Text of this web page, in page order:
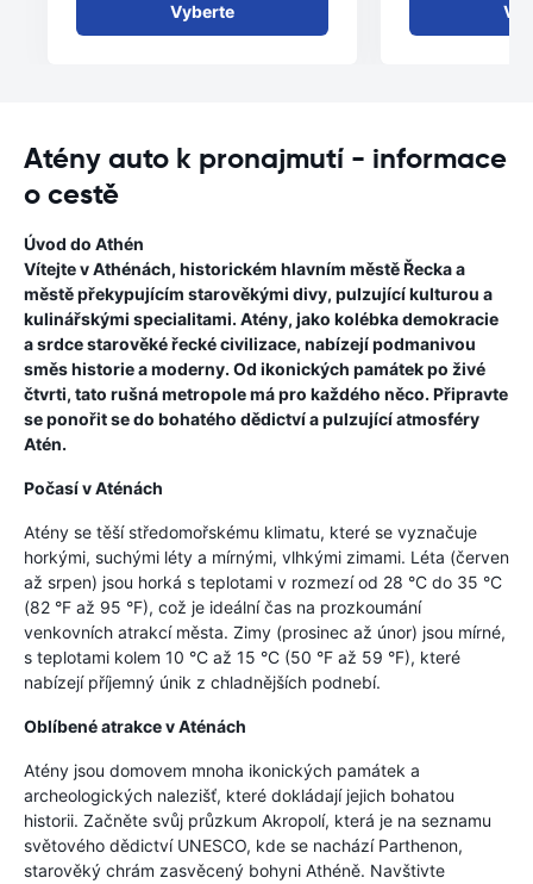
Vyberte
Atény auto k pronajmutí - informace
o cestě
Úvod do Athén
Vítejte v Athénách, historickém hlavním městě Řecka a
městě překypujícím starověkými divy, pulzující kulturou a
kulinářskými specialitami. Atény, jako kolébka demokracie
a srdce starověké řecké civilizace, nabízejí podmanivou
směs historie a moderny. Od ikonických památek po živé
čtvrti, tato rušná metropole má pro každého něco. Připravte
se ponořit se do bohatého dědictví a pulzující atmosféry
Atén.
Počasí v Aténách
Atény se těší středomořskému klimatu, které se vyznačuje
horkými, suchými léty a mírnými, vlhkými zimami. Léta (červen
až srpen) jsou horká s teplotami v rozmezí od 28 °C do 35 °C
(82 °F až 95 °F), což je ideální čas na prozkoumání
venkovních atrakcí města. Zimy (prosinec až únor) jsou mírné,
s teplotami kolem 10 °C až 15 °C (50 °F až 59 °F), které
nabízejí příjemný únik z chladnějších podnebí.
Oblíbené atrakce v Aténách
Atény jsou domovem mnoha ikonických památek a
archeologických nalezišť, které dokládají jejich bohatou
historii. Začněte svůj průzkum Akropolí, která je na seznamu
světového dědictví UNESCO, kde se nachází Parthenon,
starověký chrám zasvěcený bohyni Athéně. Navštivte